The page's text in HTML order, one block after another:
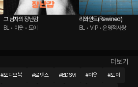
그 남자의 장난감
BL • 이웃 • 토이
리와인드(Rewined)
BL • VIP • 운명적사랑
더보기
#오디오북 #로맨스 #BDSM #이웃 #토이